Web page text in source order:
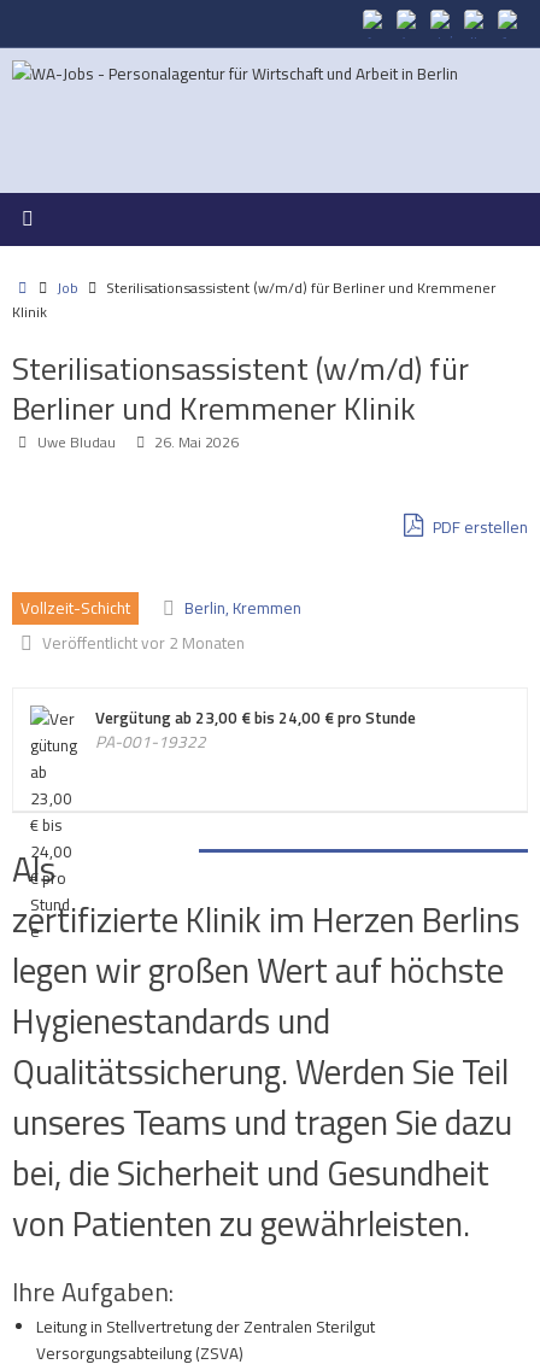
springen
StartJob
Sterilisationsassistent (w/m/d) für Berliner und Kremmener
Klinik
Sterilisationsassistent (w/m/d) für
Berliner und Kremmener Klinik
Uwe Bludau 26. Mai 2026
PDF erstellen
Vollzeit-Schicht
Berlin, Kremmen
Veröffentlicht vor 2 Monaten
Vergütung ab 23,00 € bis 24,00 € pro Stunde
PA-001-19322
Als
zertifizierte Klinik im Herzen Berlins
legen wir großen Wert auf höchste
Hygienestandards und
Qualitätssicherung. Werden Sie Teil
unseres Teams und tragen Sie dazu
bei, die Sicherheit und Gesundheit
von Patienten zu gewährleisten.
Ihre Aufgaben:
Leitung in Stellvertretung der Zentralen Sterilgut
Versorgungsabteilung (ZSVA)